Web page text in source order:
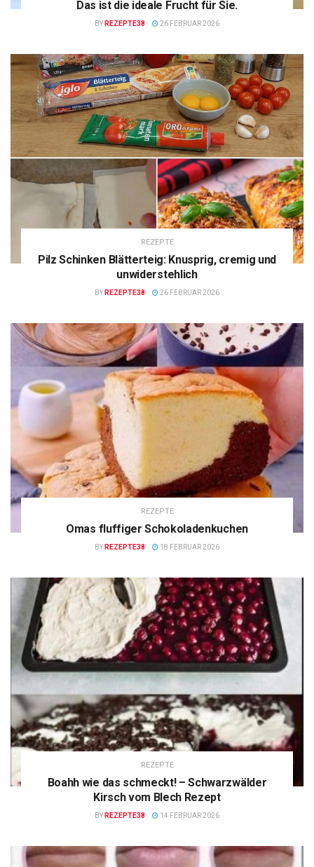
Das ist die ideale Frucht für Sie.
BY REZEPTE38 26 FEBRUAR 2026
REZEPTE
Pilz Schinken Blätterteig: Knusprig, cremig und
unwiderstehlich
BY REZEPTE38 26 FEBRUAR 2026
REZEPTE
Omas fluffiger Schokoladenkuchen
BY REZEPTE38 18 FEBRUAR 2026
REZEPTE
Boahh wie das schmeckt! – Schwarzwälder
Kirsch vom Blech Rezept
BY REZEPTE38 14 FEBRUAR 2026